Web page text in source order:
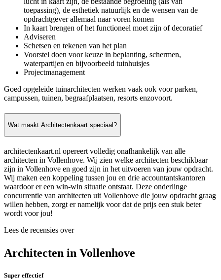
toepassing), de esthetiek natuurlijk en de wensen van de
opdrachtgever allemaal naar voren komen
In kaart brengen of het functioneel moet zijn of decoratief
Adviseren
Schetsen en tekenen van het plan
Voorstel doen voor keuze in beplanting, schermen,
waterpartijen en bijvoorbeeld tuinhuisjes
Projectmanagement
Goed opgeleide tuinarchitecten werken vaak ook voor parken,
campussen, tuinen, begraafplaatsen, resorts enzovoort.
Wat maakt Architectenkaart speciaal?
architectenkaart.nl opereert volledig onafhankelijk van alle
architecten in Vollenhove. Wij zien welke architecten beschikbaar
zijn in Vollenhove en goed zijn in het uitvoeren van jouw opdracht.
Wij maken een koppeling tussen jou en drie accountantskantoren
waardoor er een win-win situatie ontstaat. Deze onderlinge
concurrentie van architecten uit Vollenhove die jouw opdracht graag
willen hebben, zorgt er namelijk voor dat de prijs een stuk beter
wordt voor jou!
Lees de recensies over
Architecten in Vollenhove
Super effectief